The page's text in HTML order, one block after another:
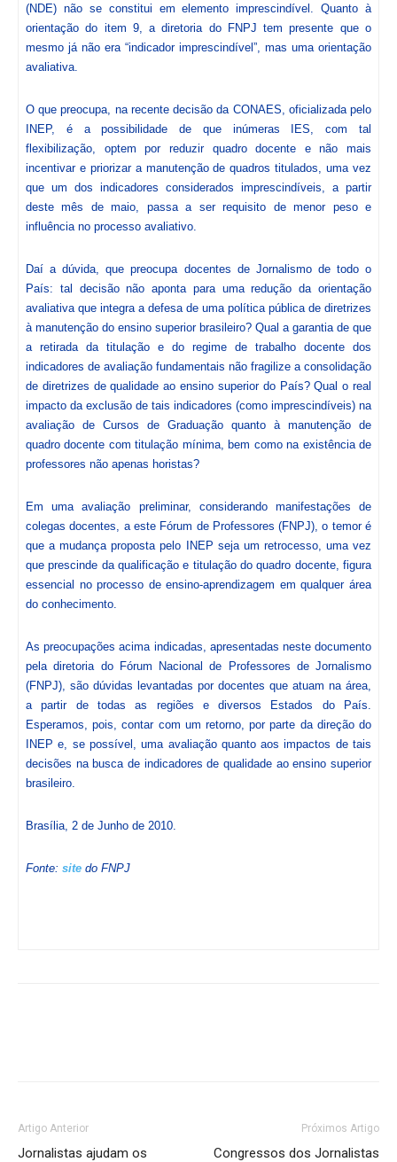
(NDE) não se constitui em elemento imprescindível. Quanto à
orientação do item 9, a diretoria do FNPJ tem presente que o
mesmo já não era “indicador imprescindível”, mas uma orientação
avaliativa.
O que preocupa, na recente decisão da CONAES, oficializada pelo
INEP, é a possibilidade de que inúmeras IES, com tal
flexibilização, optem por reduzir quadro docente e não mais
incentivar e priorizar a manutenção de quadros titulados, uma vez
que um dos indicadores considerados imprescindíveis, a partir
deste mês de maio, passa a ser requisito de menor peso e
influência no processo avaliativo.
Daí a dúvida, que preocupa docentes de Jornalismo de todo o
País: tal decisão não aponta para uma redução da orientação
avaliativa que integra a defesa de uma política pública de diretrizes
à manutenção do ensino superior brasileiro? Qual a garantia de que
a retirada da titulação e do regime de trabalho docente dos
indicadores de avaliação fundamentais não fragilize a consolidação
de diretrizes de qualidade ao ensino superior do País? Qual o real
impacto da exclusão de tais indicadores (como imprescindíveis) na
avaliação de Cursos de Graduação quanto à manutenção de
quadro docente com titulação mínima, bem como na existência de
professores não apenas horistas?
Em uma avaliação preliminar, considerando manifestações de
colegas docentes, a este Fórum de Professores (FNPJ), o temor é
que a mudança proposta pelo INEP seja um retrocesso, uma vez
que prescinde da qualificação e titulação do quadro docente, figura
essencial no processo de ensino-aprendizagem em qualquer área
do conhecimento.
As preocupações acima indicadas, apresentadas neste documento
pela diretoria do Fórum Nacional de Professores de Jornalismo
(FNPJ), são dúvidas levantadas por docentes que atuam na área,
a partir de todas as regiões e diversos Estados do País.
Esperamos, pois, contar com um retorno, por parte da direção do
INEP e, se possível, uma avaliação quanto aos impactos de tais
decisões na busca de indicadores de qualidade ao ensino superior
brasileiro.
Brasília, 2 de Junho de 2010.
Fonte: site do FNPJ
Artigo Anterior
Jornalistas ajudam os
Próximos Artigo
Congressos dos Jornalistas